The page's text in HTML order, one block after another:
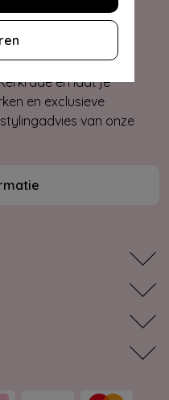
en laat je
en exclusieve
van onze